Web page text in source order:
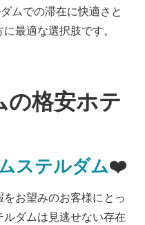
ムでの滞在に快適さと
最適な選択肢です。
の格安ホテ
ステルダム❤️
お望みのお客様にとっ
ダムは見逃せない存在